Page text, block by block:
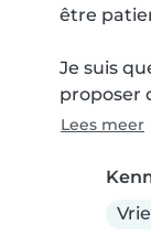
être
Je suis
proposer
Lees meer